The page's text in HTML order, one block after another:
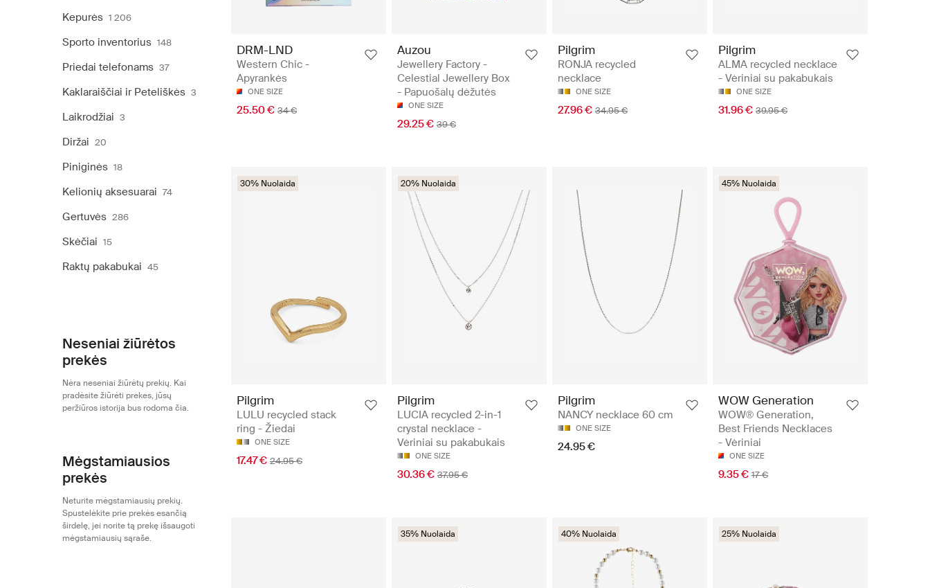
Kepurės 1 206
Sporto inventorius 148
Priedai telefonams 37
Kaklaraiščiai ir Peteliškės 3
Laikrodžiai 3
Diržai 20
Piniginės 18
Kelionių aksesuarai 74
Gertuvės 286
Skėčiai 15
Raktų pakabukai 45
Neseniai žiūrėtos
prekės
Nėra neseniai žiūrėtų prekių. Kai
pradėsite žiūrėti prekes, jūsų
peržiūros istorija bus rodoma čia.
Mėgstamiausios
prekės
Neturite mėgstamiausių prekių.
Spustelėkite prie prekės esančią
širdelę, jei norite tą prekę išsaugoti
mėgstamiausių sąraše.
DRM-LND
Western Chic -
Apyrankės
ONE SIZE
25.50 € 34 €
Auzou
Jewellery Factory -
Celestial Jewellery Box
- Papuošalų dėžutės
ONE SIZE
29.25 € 39 €
Pilgrim
RONJA recycled
necklace
ONE SIZE
27.96 € 34.95 €
Pilgrim
ALMA recycled necklace
- Vėriniai su pakabukais
ONE SIZE
31.96 € 39.95 €
30% Nuolaida
Pilgrim
LULU recycled stack
ring - Žiedai
ONE SIZE
17.47 € 24.95 €
20% Nuolaida
Pilgrim
LUCIA recycled 2-in-1
crystal necklace -
Vėriniai su pakabukais
ONE SIZE
30.36 € 37.95 €
Pilgrim
NANCY necklace 60 cm
ONE SIZE
24.95 €
45% Nuolaida
WOW Generation
WOW® Generation,
Best Friends Necklaces
- Vėriniai
ONE SIZE
9.35 € 17 €
35% Nuolaida 40% Nuolaida 25% Nuolaida